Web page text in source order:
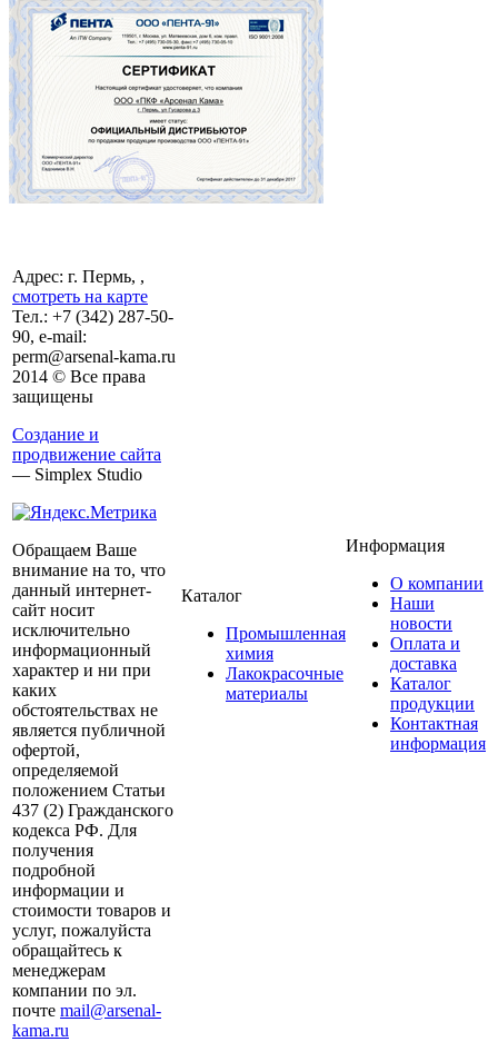
Адрес: г. Пермь, ,
смотреть на карте
Тел.: +7 (342) 287-50-
90, e-mail:
perm@arsenal-kama.ru
2014 © Все права
защищены
Создание и
продвижение сайта
— Simplex Studio
Обращаем Ваше
внимание на то, что
данный интернет-
сайт носит
исключительно
информационный
характер и ни при
каких
обстоятельствах не
является публичной
офертой,
определяемой
положением Статьи
437 (2) Гражданского
кодекса РФ. Для
получения
подробной
информации и
стоимости товаров и
услуг, пожалуйста
обращайтесь к
менеджерам
компании по эл.
почте mail@arsenal-
kama.ru
Каталог
Промышленная
химия
Лакокрасочные
материалы
Информация
О компании
Наши
новости
Оплата и
доставка
Каталог
продукции
Контактная
информация